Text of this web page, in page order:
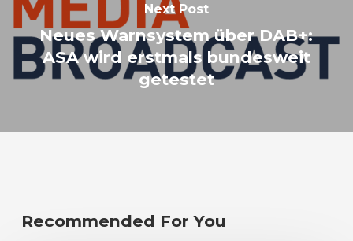
Next Post
Neues Warnsystem über DAB+:
ASA wird erstmals bundesweit
getestet
Recommended For You